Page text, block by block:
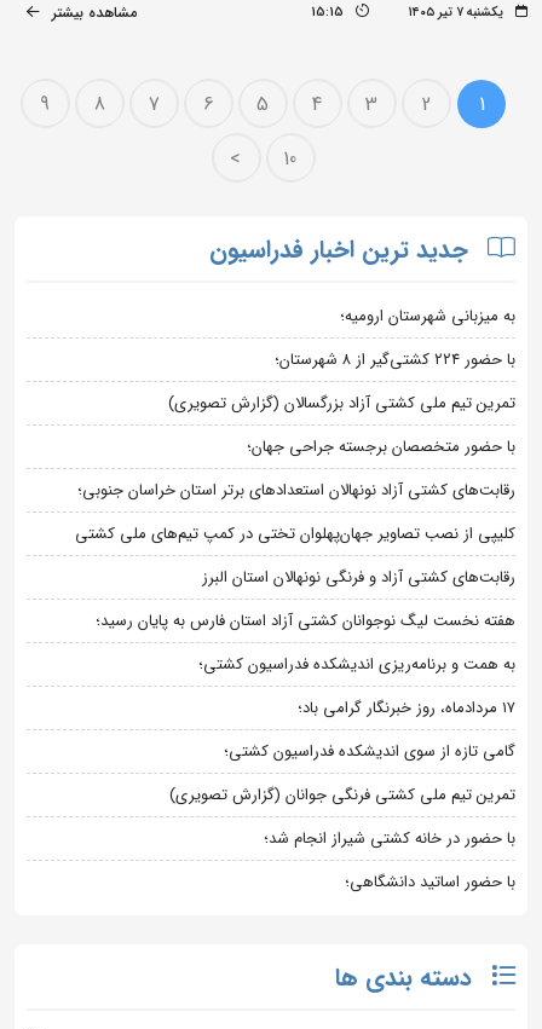
یکشنبه ۷ تیر ۱۴۰۵ 15:15 مشاهده بیشتر
1
2
3
4
5
6
7
8
9
10
>
جدید ترین اخبار فدراسیون
به میزبانی شهرستان ارومیه؛
با حضور ۲۲۴ کشتی‌گیر از ۸ شهرستان؛
تمرین تیم ملی کشتی آزاد بزرگسالان (گزارش تصویری)
با حضور متخصصان برجسته جراحی جهان؛
رقابت‌های کشتی آزاد نونهالان استعدادهای برتر استان خراسان جنوبی؛
کلیپی از نصب تصاویر جهان‌پهلوان تختی در کمپ تیم‌های ملی کشتی
رقابت‌های کشتی آزاد و فرنگی نونهالان استان البرز
هفته نخست لیگ نوجوانان کشتی آزاد استان فارس به پایان رسید؛
به همت و برنامه‌ریزی اندیشکده فدراسیون کشتی؛
۱۷ مردادماه، روز خبرنگار گرامی باد؛
گامی تازه از سوی اندیشکده فدراسیون کشتی؛
تمرین تیم ملی کشتی فرنگی جوانان (گزارش تصویری)
با حضور در خانه کشتی شیراز انجام شد؛
با حضور اساتید دانشگاهی؛
دسته بندی ها